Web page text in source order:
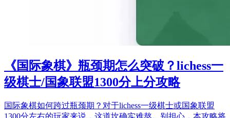
《国际象棋》瓶颈期怎么突破？lichess一
级棋士/国象联盟1300分上分攻略
国际象棋如何跨过瓶颈期？对于lichess一级棋士或国象联盟